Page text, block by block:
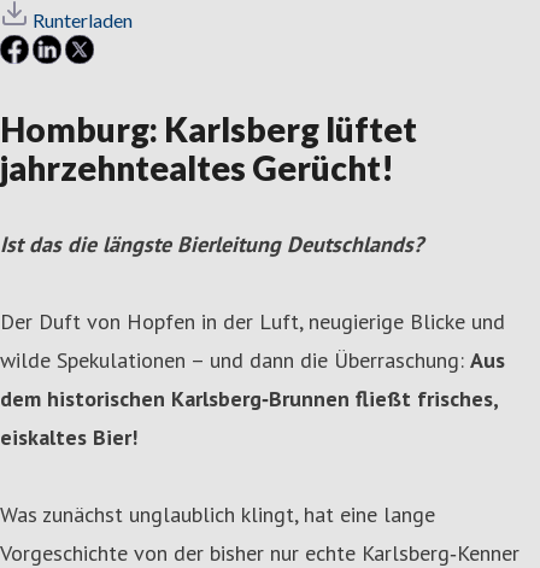
Runterladen
Homburg: Karlsberg lüftet
jahrzehntealtes Gerücht!
Ist das die längste Bierleitung Deutschlands?
Der Duft von Hopfen in der Luft, neugierige Blicke und
wilde Spekulationen – und dann die Überraschung: Aus
dem historischen Karlsberg‑Brunnen fließt frisches,
eiskaltes Bier!
Was zunächst unglaublich klingt, hat eine lange
Vorgeschichte von der bisher nur echte Karlsberg‑Kenner